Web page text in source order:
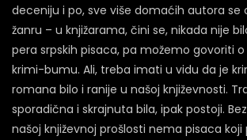
deceniju i po, sve više domaćih autora se
žanru – u knjižarama, čini se, nikada nije
pera srpskih pisaca, pa možemo govoriti
krimi-bumu. Ali, treba imati u vidu da je
romana bilo i ranije u našoj književnosti.
sporadična i skrajnuta bila, ipak postoji.
našoj književnoj prošlosti nema pisaca